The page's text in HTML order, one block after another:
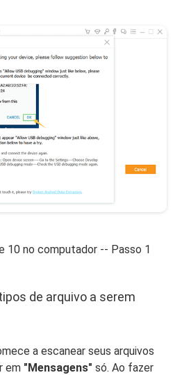
10 no computador -- Passo 1
de arquivo a serem
a escanear seus arquivos
em "Mensagens" só. Ao fazer